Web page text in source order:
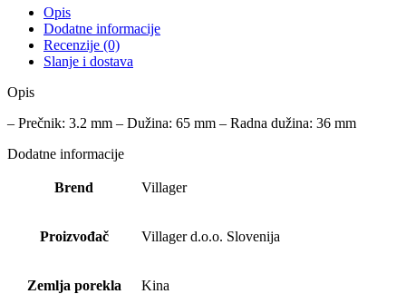
Opis
Dodatne informacije
Recenzije (0)
Slanje i dostava
Opis
– Prečnik: 3.2 mm – Dužina: 65 mm – Radna dužina: 36 mm
Dodatne informacije
Brend Villager
Proizvođač Villager d.o.o. Slovenija
Zemlja porekla Kina